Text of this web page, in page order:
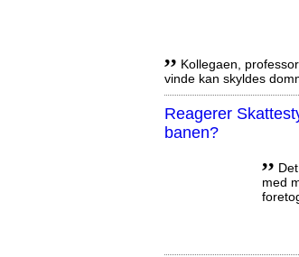
,, Kollegaen,
vinde kan skyldes
Reagerer
banen?
,,
med